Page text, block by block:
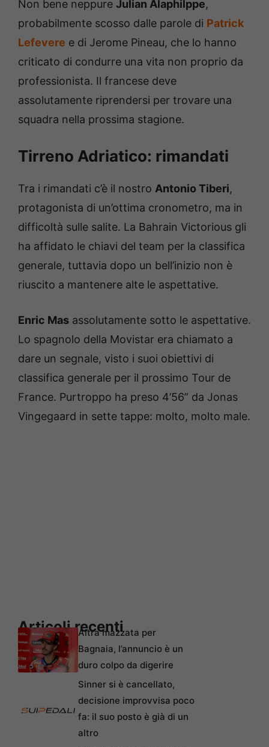
Non bene neppure Julian Alaphilppe,
probabilmente scosso dalle parole di Patrick
Lefevere e di Jerome Pineau, che lo hanno
criticato di condurre una vita non proprio da
professionista. Il francese deve
assolutamente riprendersi per trovare una
squadra nella prossima stagione.
Tirreno Adriatico: rimandati
Tra i rimandati c’è il nostro Antonio Tiberi,
protagonista di un’ottima cronometro, ma in
difficoltà sulle salite. La Bahrain Victorious gli
ha affidato le chiavi del team per la classifica
generale, tuttavia dopo un bell’inizio non è
riuscito a mantenere alte le aspettative.
Enric Mas assolutamente sotto le aspettative.
Lo spagnolo della Movistar era chiamato a
dare un segnale, visto i suoi obiettivi di
classifica generale per il prossimo Tour de
France. Purtroppo ha preso 4’56” da Jonas
Vingegaard in sette tappe: molto, molto male.
Articoli recenti
Altra mazzata per
Bagnaia, l’annuncio è un
duro colpo da digerire
Sinner si è cancellato,
decisione improvvisa poco
fa: il suo posto è già di un
altro